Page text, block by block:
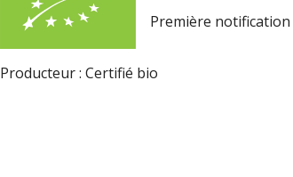
Première
Producteur : Certifié bio